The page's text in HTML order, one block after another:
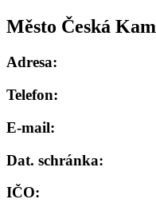
Město Česká
Adresa:
Telefon:
E-mail:
Dat. schránka:
IČO: